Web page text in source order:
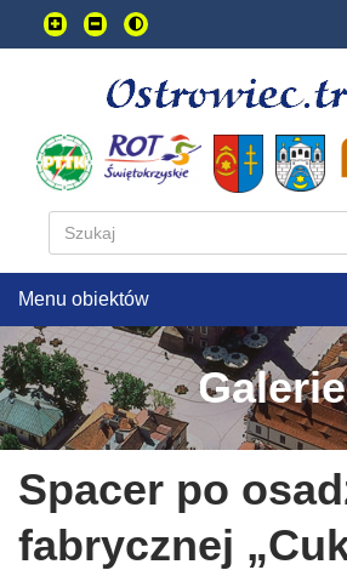
Przejdź
do
głownej
Menu obiektów
Galerie
Spacer po
fabrycznej